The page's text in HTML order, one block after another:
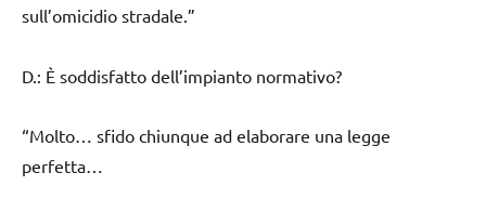
sull’omicidio stradale.”
D.: È soddisfatto dell’impianto normativo?
“Molto… sfido chiunque ad elaborare una legge
perfetta…